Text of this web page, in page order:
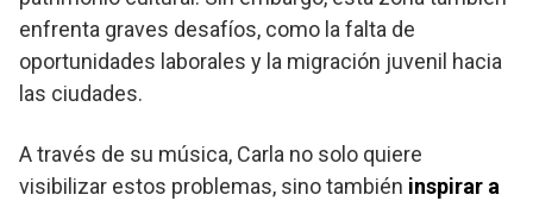
enfrenta graves desafíos, como la falta de
oportunidades laborales y la migración juvenil hacia
las ciudades.
A través de su música, Carla no solo quiere
visibilizar estos problemas, sino también inspirar a